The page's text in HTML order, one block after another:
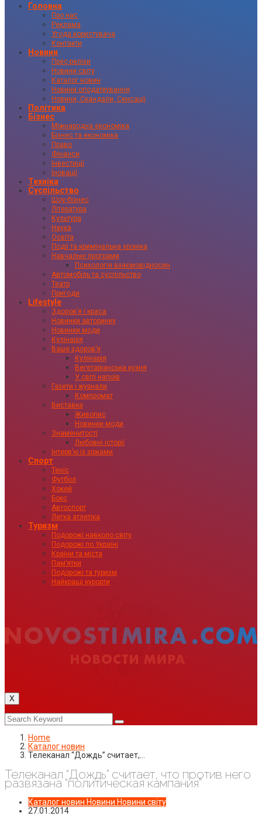
Головна
Про нас
Реклама
Угода користувача
Контакти
Новини
Прес-релізи
Новини світу
Каталог новин
Новини оподаткування
Новини, Скандали, Сенсації
Політика
Бізнес
Міжнародна економіка
Бізнес та економіка
Право
Фінанси
Інвестиції
Іновації
Техніка
Суспільство
Шоу-бізнес
Література
Культура
Наука
Освіта
Події та кримінальна хроніка
Навчальні програми
Психологія взаємовідносин
Автомобіль та суспільство
Театр
Пригоди
Lifestyle
Здоровʼя і краса
Новинки авторинку
Новинки моди
Кулінарія
Ваше здоровʼя
Кулінарія
Вегетаріанська кухня
У світі напоїв
Газети і журнали
Компромат
Виставка
Живопис
Новинки моди
Знаменитості
Любовні історії
Інтервʼю із зірками
Спорт
Теніс
Футбол
Хокей
Бокс
Автоспорт
Легка атлетіка
Туризм
Подорожі навколо світу
Подорожі по Україні
Країни та міста
Пам’ятки
Подорожі та туризм
Найкращі курорти
X
Home
Каталог новин
Телеканал “Дождь” считает,…
Телеканал “Дождь” считает, что против него
развязана “политическая кампания”
Каталог новин Новини Новини світу
27.01.2014